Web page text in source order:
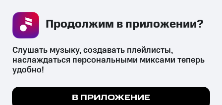
СКАЧАТЬ ПРИЛОЖЕНИЕ
психотропных веществ, их аналогов причиняет вред здоровью,
их незаконный оборот запрещён и влечёт установленную
Мы используем куки, чтобы на сайте все
Слушать музыку, создавать плейлисты,
наслаждаться персональными миксами теперь
удобно!
В ПРИЛОЖЕНИЕ